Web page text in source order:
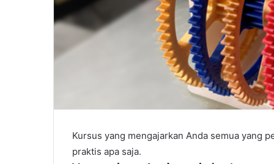
Kursus yang mengajarkan Anda semua yang
praktis apa saja.